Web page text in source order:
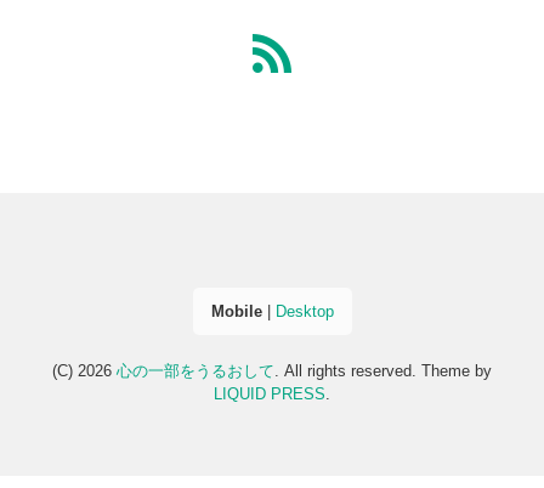
Mobile| Desktop
(C) 2026 心の一部をうるおして . All rights reserved. Theme by
LIQUID PRESS